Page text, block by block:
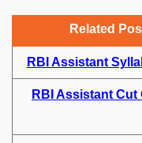
Related
RBI Assistant
RBI Assistant Cut